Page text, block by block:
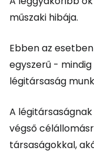
műszaki hibája.
Ebben az
egyszerű -
légitársaság
A
végső
társaságokkal,